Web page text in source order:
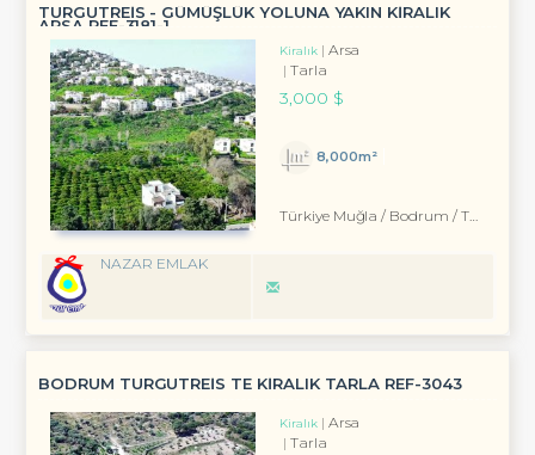
TURGUTREİS - GÜMÜŞLÜK YOLUNA YAKIN KİRALIK
ARSA REF-3181-1
Kiralık
Arsa
Tarla
3,000 $
8,000m²
Türkiye Muğla / Bodrum / Turgutreis
NAZAR EMLAK
BODRUM TURGUTREIS TE KIRALIK TARLA REF-3043
Kiralık
Arsa
Tarla